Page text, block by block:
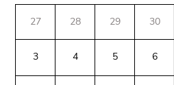
27 28 29 30
3 4 5 6